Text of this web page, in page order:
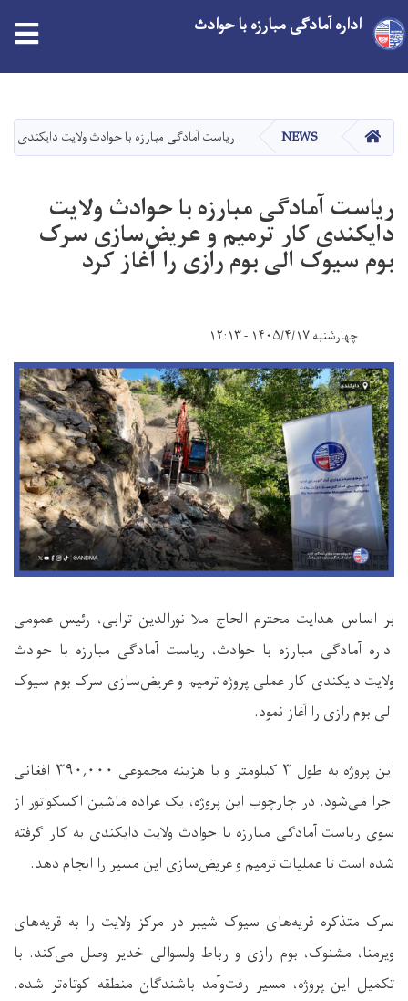
main
content
اداره آمادگی مبارزه با حوادث
HOME
NEWS ریاست آمادگی مبارزه با حوادث ولایت دایکندی
ریاست آمادگی مبارزه با حوادث ولایت
دایکندی کار ترمیم و عریض‌سازی سرک
بوم سیوک الی بوم رازی را آغاز کرد
چهارشنبه ۱۴۰۵/۴/۱۷ - ۱۲:۱۳
بر اساس هدایت محترم الحاج ملا نورالدین ترابی، رئیس عمومی
اداره آمادگی مبارزه با حوادث، ریاست آمادگی مبارزه با حوادث
ولایت دایکندی کار عملی پروژه ترمیم و عریض‌سازی سرک بوم سیوک
الی بوم رازی را آغاز نمود.
این پروژه به طول ۳ کیلومتر و با هزینه مجموعی ۳۹۰,۰۰۰ افغانی
اجرا می‌شود. در چارچوب این پروژه، یک عراده ماشین اکسکواتور از
سوی ریاست آمادگی مبارزه با حوادث ولایت دایکندی به کار گرفته
شده است تا عملیات ترمیم و عریض‌سازی این مسیر را انجام دهد.
سرک متذکره قریه‌های سیوک شیبر در مرکز ولایت را به قریه‌های
ویرمنا، مشنوک، بوم رازی و رباط ولسوالی خدیر وصل می‌کند. با
تکمیل این پروژه، مسیر رفت‌وآمد باشندگان منطقه کوتاه‌تر شده،